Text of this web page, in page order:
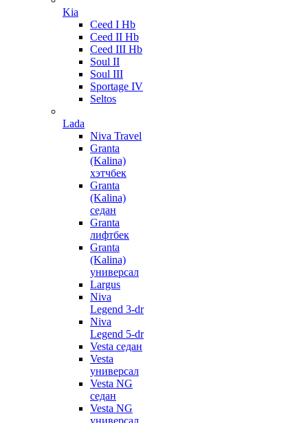
Kia
Ceed I Hb
Ceed II Hb
Ceed III Hb
Soul II
Soul III
Sportage IV
Seltos
Lada
Niva Travel
Granta
(Kalina)
хэтчбек
Granta
(Kalina)
седан
Granta
лифтбек
Granta
(Kalina)
универсал
Largus
Niva
Legend 3-dr
Niva
Legend 5-dr
Vesta седан
Vesta
универсал
Vesta NG
седан
Vesta NG
универсал